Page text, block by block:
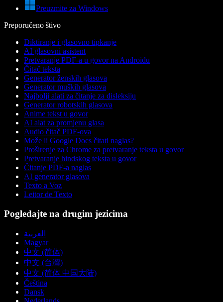
Preuzmite za Windows
Preporučeno štivo
Diktiranje i glasovno tipkanje
AI glasovni asistent
Pretvaranje PDF-a u govor na Androidu
Čitač teksta
Generator ženskih glasova
Generator muških glasova
Najbolji alati za čitanje za disleksiju
Generator robotskih glasova
Anime tekst u govor
AI alat za promjenu glasa
Audio čitač PDF-ova
Može li Google Docs čitati naglas?
Proširenje za Chrome za pretvaranje teksta u govor
Pretvaranje hindskog teksta u govor
Čitanje PDF-a naglas
AI generator glasova
Texto a Voz
Leitor de Texto
Pogledajte na drugim jezicima
العربية
Magyar
中文 (简体)
中文 (台灣)
中文 (简体 中国大陆)
Čeština
Dansk